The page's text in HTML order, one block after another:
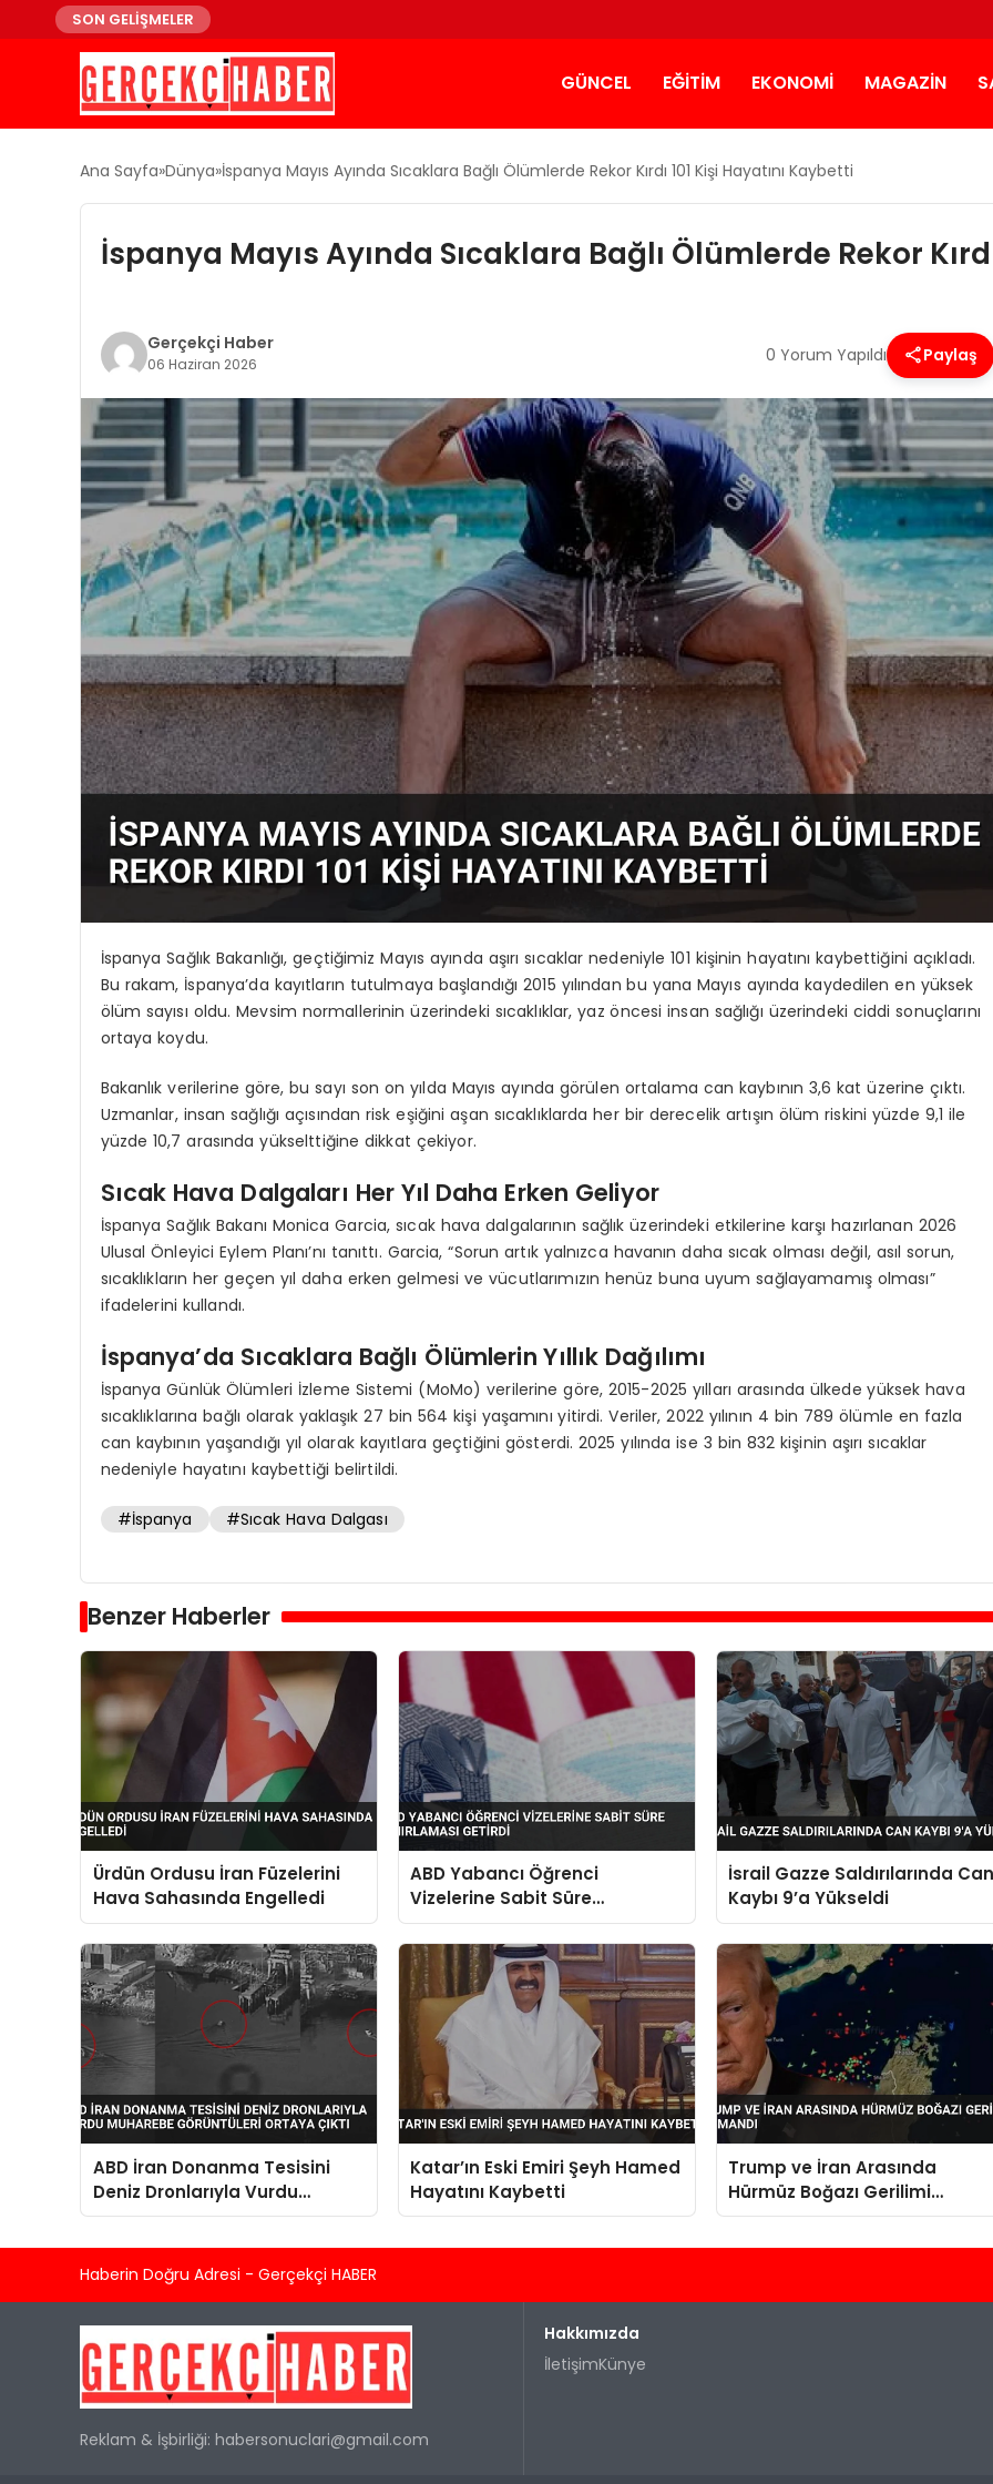
SON GELİŞMELER
GÜNCEL EĞITIM EKONOMI MAGAZIN
Ana Sayfa Dünya İspanya Mayıs Ayında Sıcaklara Bağlı Ölümlerde Rekor Kırdı 101 Kişi Hayatını Kaybetti
İspanya Mayıs Ayında Sıcaklara Bağlı Ölümlerde Rekor
Gerçekçi Haber
06 Haziran 2026 0 Yorum Yapıldı Paylaş
İspanya Sağlık Bakanlığı, geçtiğimiz Mayıs ayında aşırı sıcaklar nedeniyle 101 kişinin hayatını kaybettiğini açıkladı.
Bu rakam, İspanya’da kayıtların tutulmaya başlandığı 2015 yılından bu yana Mayıs ayında kaydedilen en yüksek
ölüm sayısı oldu. Mevsim normallerinin üzerindeki sıcaklıklar, yaz öncesi insan sağlığı üzerindeki ciddi sonuçlarını
ortaya koydu.
Bakanlık verilerine göre, bu sayı son on yılda Mayıs ayında görülen ortalama can kaybının 3,6 kat üzerine çıktı.
Uzmanlar, insan sağlığı açısından risk eşiğini aşan sıcaklıklarda her bir derecelik artışın ölüm riskini yüzde 9,1 ile
yüzde 10,7 arasında yükselttiğine dikkat çekiyor.
Sıcak Hava Dalgaları Her Yıl Daha Erken Geliyor
İspanya Sağlık Bakanı Monica Garcia, sıcak hava dalgalarının sağlık üzerindeki etkilerine karşı hazırlanan 2026
Ulusal Önleyici Eylem Planı’nı tanıttı. Garcia, “Sorun artık yalnızca havanın daha sıcak olması değil, asıl sorun,
sıcaklıkların her geçen yıl daha erken gelmesi ve vücutlarımızın henüz buna uyum sağlayamamış olması”
ifadelerini kullandı.
İspanya’da Sıcaklara Bağlı Ölümlerin Yıllık Dağılımı
İspanya Günlük Ölümleri İzleme Sistemi (MoMo) verilerine göre, 2015-2025 yılları arasında ülkede yüksek hava
sıcaklıklarına bağlı olarak yaklaşık 27 bin 564 kişi yaşamını yitirdi. Veriler, 2022 yılının 4 bin 789 ölümle en fazla
can kaybının yaşandığı yıl olarak kayıtlara geçtiğini gösterdi. 2025 yılında ise 3 bin 832 kişinin aşırı sıcaklar
nedeniyle hayatını kaybettiği belirtildi.
#İspanya #Sıcak Hava Dalgası
Benzer Haberler
Ürdün Ordusu İran Füzelerini
Hava Sahasında Engelledi
ABD Yabancı Öğrenci
Vizelerine Sabit Süre
Sınırlaması Getirdi
İsrail Gazze Saldırılarında
Kaybı 9’a Yükseldi
ABD İran Donanma Tesisini
Deniz Dronlarıyla Vurdu
Muharebe Görüntüleri Ortaya
Katar’ın Eski Emiri Şeyh Hamed
Hayatını Kaybetti
Trump ve İran Arasında
Hürmüz Boğazı Gerilimi
Tırmandı
Haberin Doğru Adresi - Gerçekçi HABER
Reklam & İşbirliği: habersonuclari@gmail.com
Hakkımızda
İletişimKünye